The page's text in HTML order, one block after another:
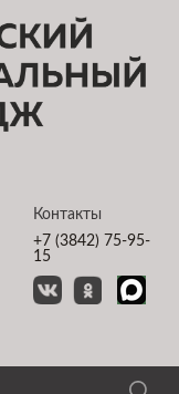
Контакты
+7 (3842) 75-95-
15